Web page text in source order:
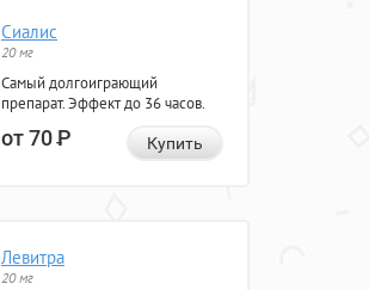
Сиалис
20 мг
Самый долгоиграющий
препарат. Эффект до 36 часов.
от 70Р Купить
Левитра
20 мг